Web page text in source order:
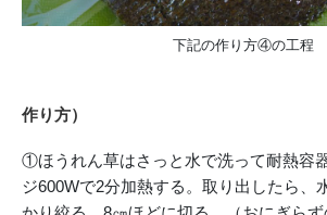
下記の作り方④の工程
作り方）
①ほうれん草はさっと水で洗って耐熱容
ジ600Wで2分加熱する。取り出したら、